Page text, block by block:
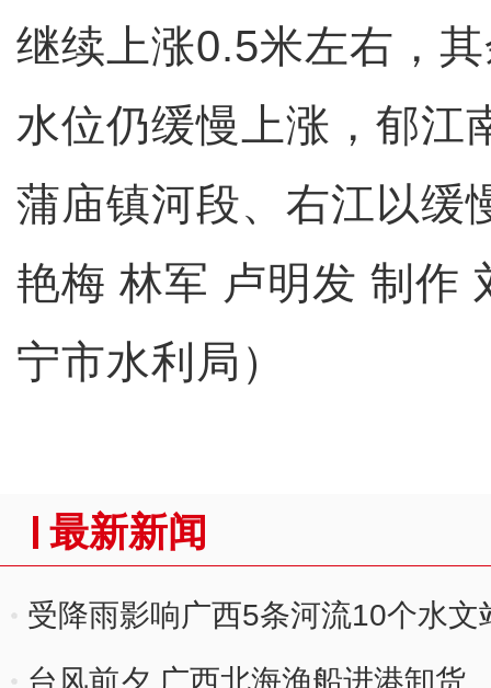
继续上涨0.5米左右，
水位仍缓慢上涨，郁江
蒲庙镇河段、右江以缓
艳梅 林军 卢明发 制作
宁市水利局）
最新新闻
受降雨影响广西5条河流10个水文
台风前夕 广西北海渔船进港卸货